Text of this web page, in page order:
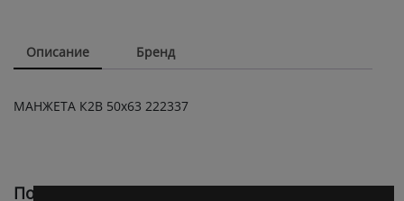
Описание Бренд
МАНЖЕТА К2В 50х63 222337
Похожие